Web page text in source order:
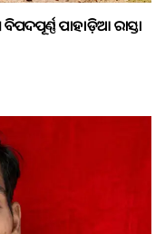
ପାହାଡ଼ିଆ ରାସ୍ତା